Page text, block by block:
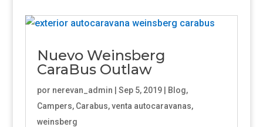
Nuevo Weinsberg
CaraBus Outlaw
por nerevan_admin Sep 5, 2019| Blog,
Campers, Carabus,venta autocaravanas,
weinsberg